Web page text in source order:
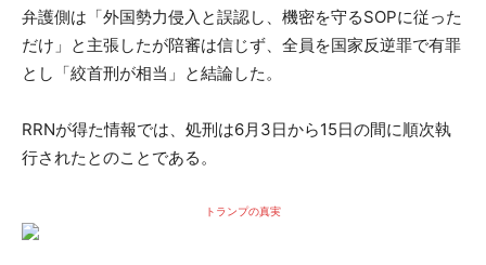
弁護側は「外国勢力侵入と誤認し、機密を守るSOPに従った
だけ」と主張したが陪審は信じず、全員を国家反逆罪で有罪
とし「絞首刑が相当」と結論した。
RRNが得た情報では、処刑は6月3日から15日の間に順次執
行されたとのことである。
トランプの真実